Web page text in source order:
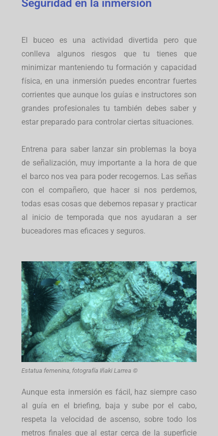
Seguridad en la inmersión
El buceo es una actividad divertida pero que
conlleva algunos riesgos que tu tienes que
minimizar manteniendo tu formación y capacidad
física, en una inmersión puedes encontrar fuertes
corrientes que aunque los guías e instructores son
grandes profesionales tu también debes saber y
estar preparado para controlar ciertas situaciones.
Entrena para saber lanzar sin problemas la boya
de señalización, muy importante a la hora de que
el barco nos vea para poder recogernos. Las señas
con el compañero, que hacer si nos perdemos,
todas esas cosas que debemos repasar y practicar
al inicio de temporada que nos ayudaran a ser
buceadores mas eficaces y seguros.
Estatua femenina, fotografía Iñaki Larrea ©
Aunque esta inmersión es fácil, haz siempre caso
al guía en el briefing, baja y sube por el cabo,
respeta la velocidad de ascenso, sobre todo los
metros finales que al estar cerca de la superficie